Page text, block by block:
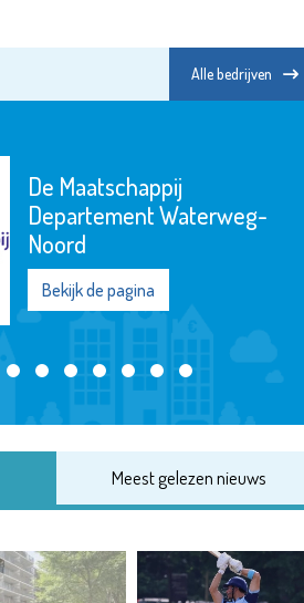
Alle bedrijven
De Maatschappij
Departement Waterweg-
Noord
Bekijk de pagina
Meest gelezen nieuws